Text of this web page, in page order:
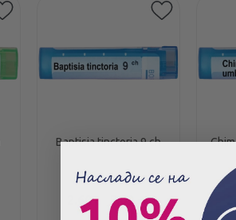
Baptisia tinctoria 9 ch
2.60€ 5.09лв.